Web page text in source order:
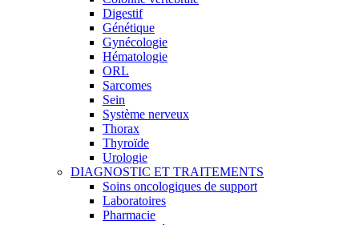
Digestif
Génétique
Gynécologie
Hématologie
ORL
Sarcomes
Sein
Système nerveux
Thorax
Thyroïde
Urologie
DIAGNOSTIC ET TRAITEMENTS
Soins oncologiques de support
Laboratoires
Pharmacie